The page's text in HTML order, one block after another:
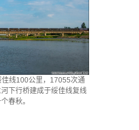
线100公里，17055次通
下行桥建成于绥佳线复线
春秋。